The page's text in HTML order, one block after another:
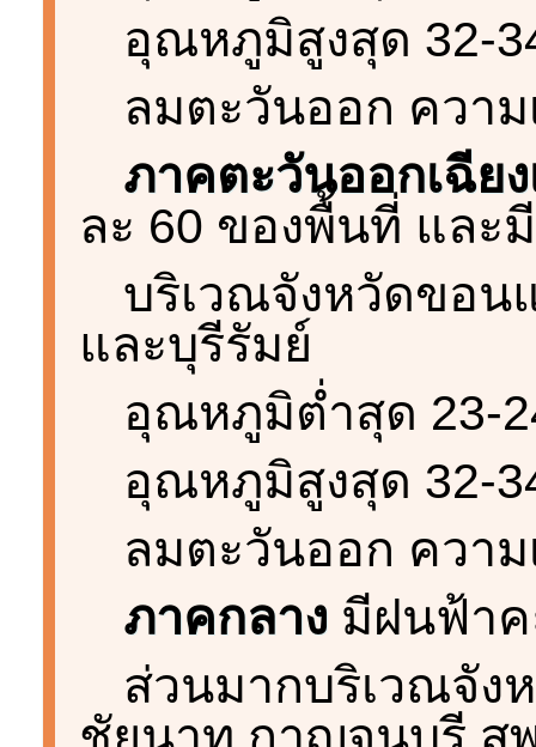
อุณหภูมิสูงสุด 32-
ลมตะวันออก ความ
ภาคตะวันออกเฉีย
ละ 60 ของพื้นที่ และ
บริเวณจังหวัดขอ
และบุรีรัมย์
อุณหภูมิต่ำสุด 23-
อุณหภูมิสูงสุด 32-
ลมตะวันออก ความ
ภาคกลาง มีฝนฟ้าค
ส่วนมากบริเวณจัง
ชัยนาท กาญจนบุรี สุ